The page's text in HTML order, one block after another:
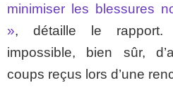
minimiser les blessures
», détaille le rapport.
impossible, bien sûr,
coups reçus lors d’une